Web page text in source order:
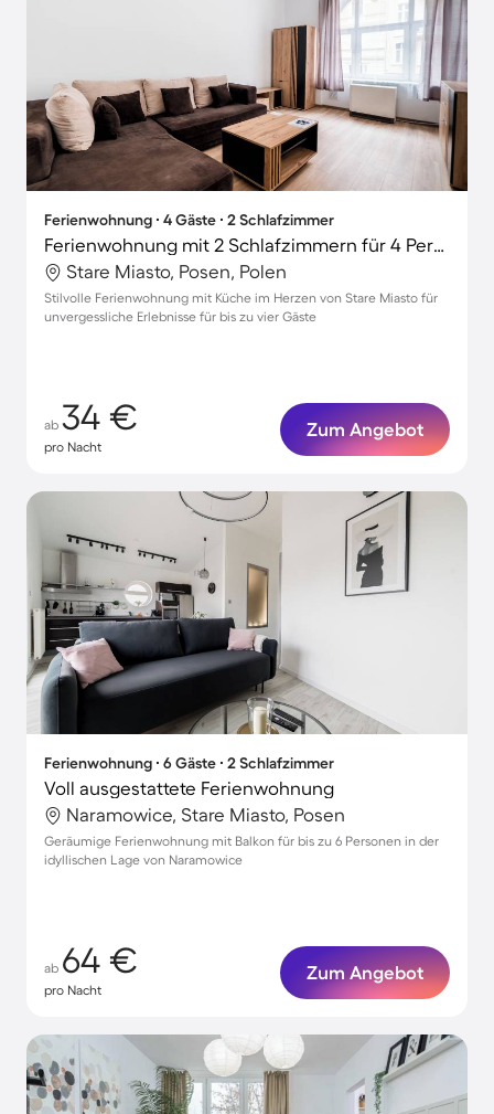
Ferienwohnung ∙ 4 Gäste ∙ 2 Schlafzimmer
Ferienwohnung mit 2 Schlafzimmern für 4 Personen
Stare Miasto, Posen, Polen
Stilvolle Ferienwohnung mit Küche im Herzen von Stare Miasto für
unvergessliche Erlebnisse für bis zu vier Gäste
ab 34 €
pro Nacht
Zum Angebot
Ferienwohnung ∙ 6 Gäste ∙ 2 Schlafzimmer
Voll ausgestattete Ferienwohnung
Naramowice, Stare Miasto, Posen
Geräumige Ferienwohnung mit Balkon für bis zu 6 Personen in der
idyllischen Lage von Naramowice
ab 64 €
pro Nacht
Zum Angebot